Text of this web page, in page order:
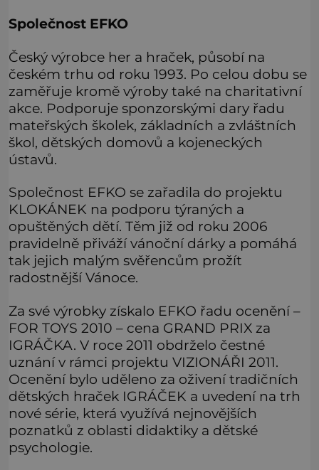
Společnost EFKO
Český výrobce her a hraček, působí na
českém trhu od roku 1993. Po celou dobu se
zaměřuje kromě výroby také na charitativní
akce. Podporuje sponzorskými dary řadu
mateřských školek, základních a zvláštních
škol, dětských domovů a kojeneckých
ústavů.
Společnost EFKO se zařadila do projektu
KLOKÁNEK na podporu týraných a
opuštěných dětí. Těm již od roku 2006
pravidelně přiváží vánoční dárky a pomáhá
tak jejich malým svěřencům prožít
radostnější Vánoce.
Za své výrobky získalo EFKO řadu ocenění –
FOR TOYS 2010 – cena GRAND PRIX za
IGRÁČKA. V roce 2011 obdrželo čestné
uznání v rámci projektu VIZIONÁŘI 2011.
Ocenění bylo uděleno za oživení tradičních
dětských hraček IGRÁČEK a uvedení na trh
nové série, která využívá nejnovějších
poznatků z oblasti didaktiky a dětské
psychologie.